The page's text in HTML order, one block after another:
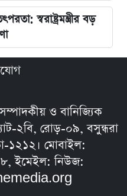
স্বরাষ্ট্রমন্ত্রীর বড়
ও বানিজ্যিক
২বি, রোড়-০৯, বসুন্ধরা
১২১২। মোবাইল:
ইমেইল: নিউজ: